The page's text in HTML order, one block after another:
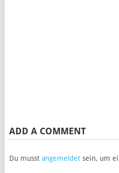
ADD A COMMENT
Du musst angemeldetsein, um